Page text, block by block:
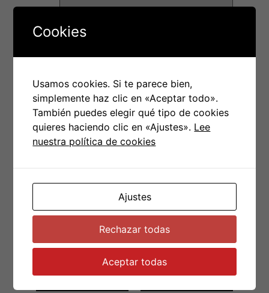
Chapa Black
€1.00 - €1.50
Chapa Black
€1.00 - €1.50
Cookies
Usamos cookies. Si te parece bien,
simplemente haz clic en «Aceptar todo».
También puedes elegir qué tipo de cookies
quieres haciendo clic en «Ajustes». Lee
nuestra política de cookies
Ajustes
Rechazar todas
Aceptar todas